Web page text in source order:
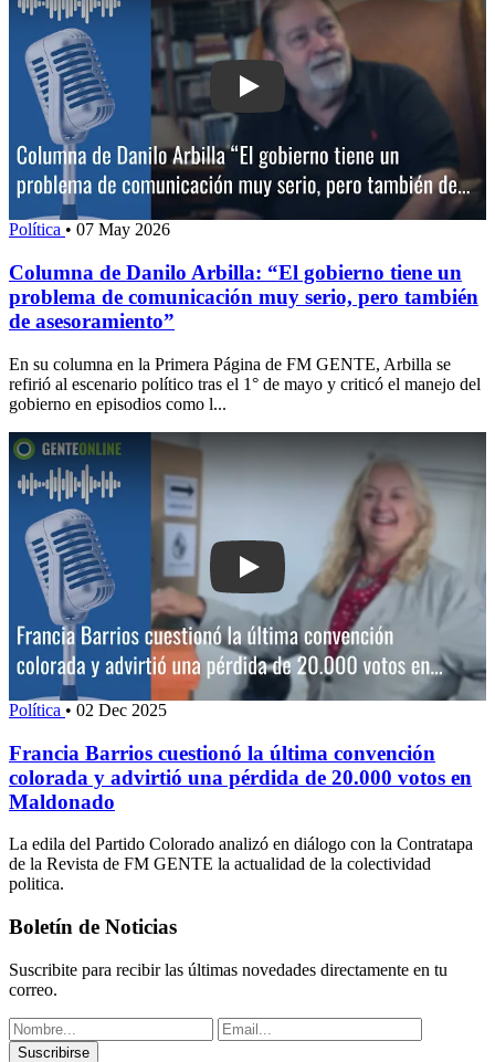
Play: Columna de Danilo Arbilla: “El
Política • 07 May 2026
Columna de Danilo Arbilla: “El gobierno tiene un
problema de comunicación muy serio, pero también
de asesoramiento”
En su columna en la Primera Página de FM GENTE, Arbilla se
refirió al escenario político tras el 1° de mayo y criticó el manejo del
gobierno en episodios como l...
Play: Francia Barrios cuestionó la
Política • 02 Dec 2025
Francia Barrios cuestionó la última convención
colorada y advirtió una pérdida de 20.000 votos en
Maldonado
La edila del Partido Colorado analizó en diálogo con la Contratapa
de la Revista de FM GENTE la actualidad de la colectividad
politica.
Boletín de Noticias
Suscribite para recibir las últimas novedades directamente en tu
correo.
Suscribirse